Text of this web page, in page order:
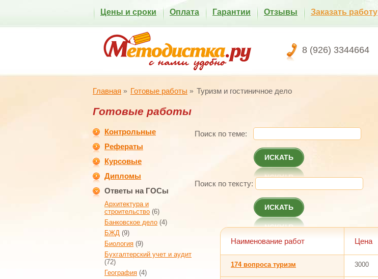
8 (926) 3344664
Цены и сроки Оплата Гарантии Отзывы Заказать работу
Главная Готовые работы Туризм и гостиничное дело
Готовые работы
Контрольные
Рефераты
Курсовые
Дипломы
Ответы на ГОСы
Архитектура и
строительство (6)
Банковское дело (4)
БЖД (9)
Биология (9)
Бухгалтерский учет и аудит
(72)
География (4)
Поиск по теме:
ИСКАТЬ
Поиск по тексту:
ИСКАТЬ
Наименование работ Цена
174 вопроса туризм 3000